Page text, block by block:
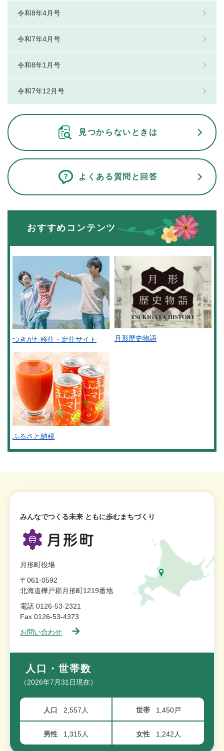
令和8年4月号
令和7年4月号
令和8年1月号
令和7年12月号
見つからないときは
よくある質問と回答
おすすめコンテンツ
つきがた移住・定住サイト 月形歴史物語
ふるさと納税
みんなでつくる未来 ともに歩むまちづくり
月形町役場
〒061-0592
北海道樺戸郡月形町1219番地
電話 0126-53-2321
Fax 0126-53-4373
お問い合わせ
人口・世帯数
（2026年7月31日現在）
人口 2,557人 世帯 1,450戸
男性 1,315人 女性 1,242人